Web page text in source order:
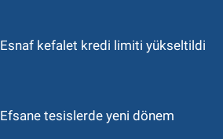
Esnaf kefalet kredi limiti yükseltildi
Efsane tesislerde yeni dönem